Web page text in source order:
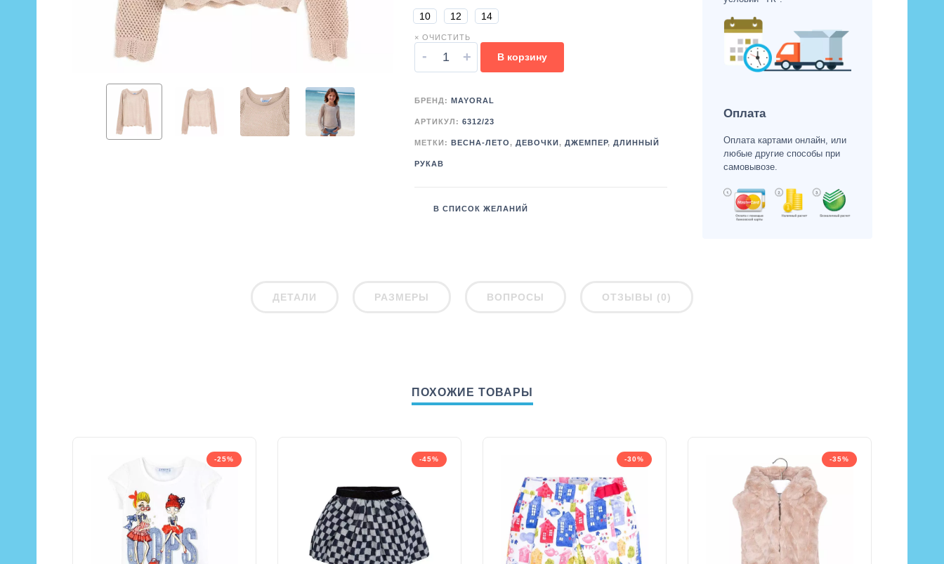
10 12 14
× ОЧИСТИТЬ
- + В корзину
БРЕНД: MAYORAL
АРТИКУЛ: 6312/23
МЕТКИ: ВЕСНА-ЛЕТО, ДЕВОЧКИ , ДЖЕМПЕР, ДЛИННЫЙ
РУКАВ
В СПИСОК ЖЕЛАНИЙ
Оплата
Оплата картами онлайн, или
любые другие способы при
самовывозе.
ДЕТАЛИ РАЗМЕРЫ ВОПРОСЫ ОТЗЫВЫ (0)
ПОХОЖИЕ ТОВАРЫ
-25% -45% -30% -35%